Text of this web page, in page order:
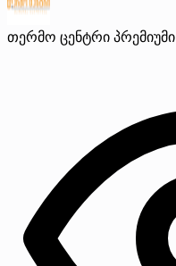
თერმო ცენტრი პრემიუმი